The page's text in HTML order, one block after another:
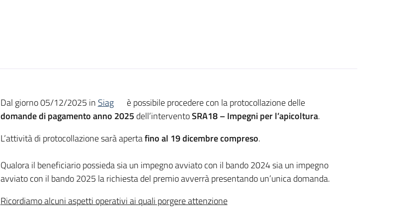
Introduzione
Dal giorno 05/12/2025 in Siag
è possibile procedere con la protocollazione delle
domande di pagamento anno 2025 dell’interventoSRA18 – Impegni per l’apicoltura.
L’attività di protocollazione sarà apertafino al 19 dicembre compreso.
Qualora il beneficiario possieda sia un impegno avviato con il bando 2024 sia un impegno
avviato con il bando 2025 la richiesta del premio avverrà presentando un’unica domanda.
Ricordiamo alcuni aspetti operativi ai quali porgere attenzione